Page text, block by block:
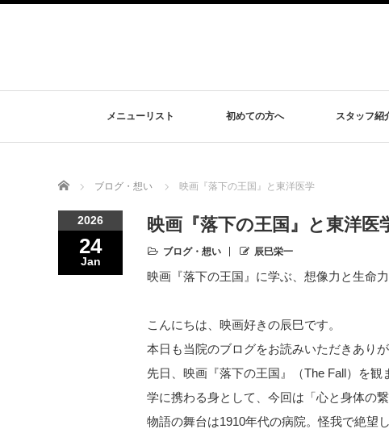
メニューリスト 初めての方へ スタッフ紹
Home ブログ・想い 映画『落下の王国』と東洋医学
2026
24
Jan
映画『落下の王国』と東洋医
ブログ・想い 辰巳栄一
映画『落下の王国』に学ぶ、想像力と生命力
こんにちは、映画好きの辰巳です。
本日も当院のブログをお読みいただきありが
先日、映画『落下の王国』（The Fall）を
学に携わる身として、今回は「心と身体の
物語の舞台は1910年代の病院。怪我で絶望